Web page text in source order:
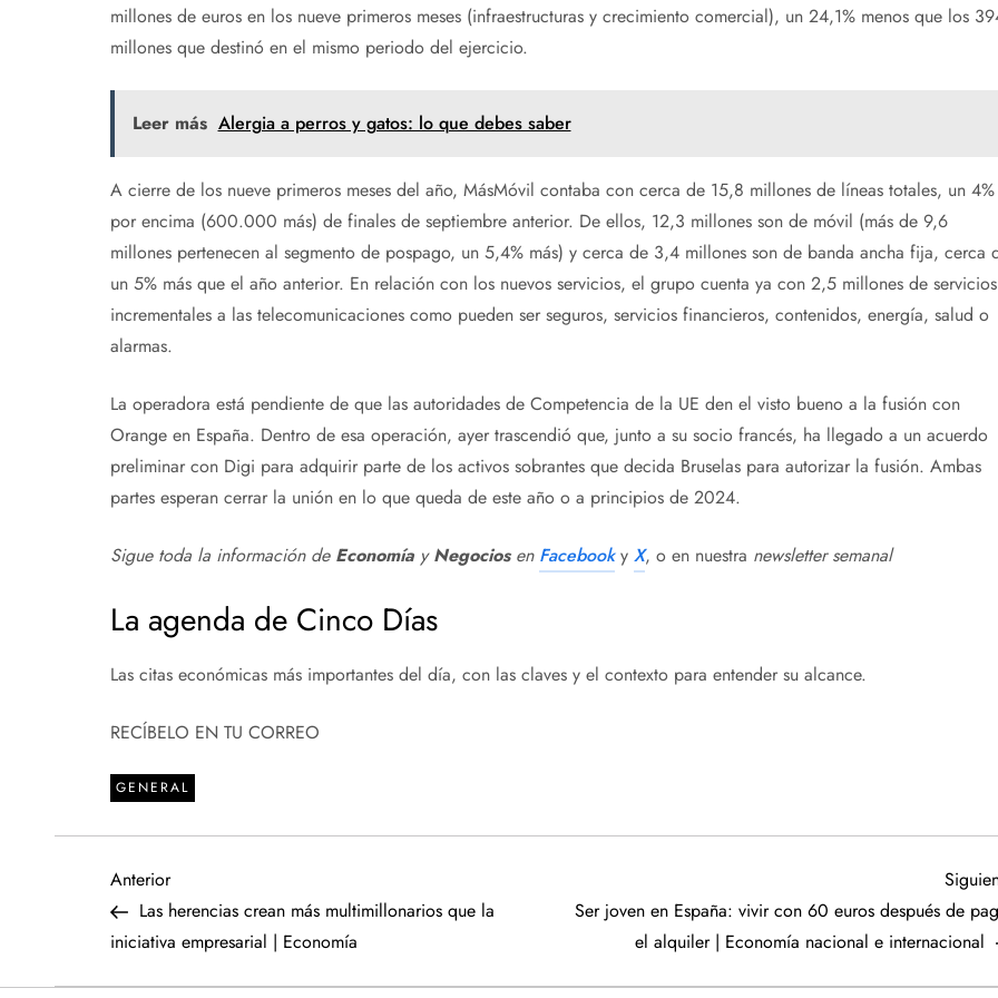
millones de euros en los nueve primeros meses (infraestructuras y crecimiento comercial), un 24,1% menos que los
millones que destinó en el mismo periodo del ejercicio.
Leer más Alergia a perros y gatos: lo que debes saber
A cierre de los nueve primeros meses del año, MásMóvil contaba con cerca de 15,8 millones de líneas totales, un 4%
por encima (600.000 más) de finales de septiembre anterior. De ellos, 12,3 millones son de móvil (más de 9,6
millones pertenecen al segmento de pospago, un 5,4% más) y cerca de 3,4 millones son de banda ancha fija, cerca
un 5% más que el año anterior. En relación con los nuevos servicios, el grupo cuenta ya con 2,5 millones de servicios
incrementales a las telecomunicaciones como pueden ser seguros, servicios financieros, contenidos, energía, salud o
alarmas.
La operadora está pendiente de que las autoridades de Competencia de la UE den el visto bueno a la fusión con
Orange en España. Dentro de esa operación, ayer trascendió que, junto a su socio francés, ha llegado a un acuerdo
preliminar con Digi para adquirir parte de los activos sobrantes que decida Bruselas para autorizar la fusión. Ambas
partes esperan cerrar la unión en lo que queda de este año o a principios de 2024.
Sigue toda la información de Economía yNegociosen Facebooky X, o en nuestra newsletter semanal
La agenda de Cinco Días
Las citas económicas más importantes del día, con las claves y el contexto para entender su alcance.
RECÍBELO EN TU CORREO
GENERAL
N
a
Entrada
anterior
Anterior
Las herencias crean más multimillonarios que la
iniciativa empresarial | Economía
Ser joven en España: vivir con 60 euros después de
el alquiler | Economía nacional e internacional